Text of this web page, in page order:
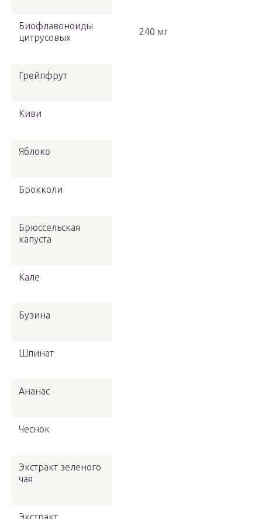
Биофлавоноиды
цитрусовых
240 мг
Грейпфрут
Киви
Яблоко
Брокколи
Брюссельская
капуста
Кале
Бузина
Шпинат
Ананас
Чеснок
Экстракт зеленого
чая
Экстракт